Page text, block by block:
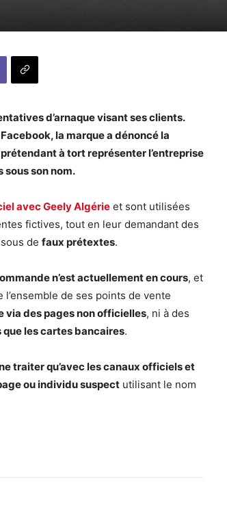
d’arnaque visant ses clients.
la marque a dénoncé la
à tort représenter l’entreprise
son nom.
avec Geely Algérie et sont utilisées
fictives, tout en leur demandant des
sous de faux prétextes.
n’est actuellement en cours, et
l’ensemble de ses points de vente
via des pages non officielles, ni à des
les cartes bancaires.
traiter qu’avec les canaux officiels et
ou individu suspect utilisant le nom